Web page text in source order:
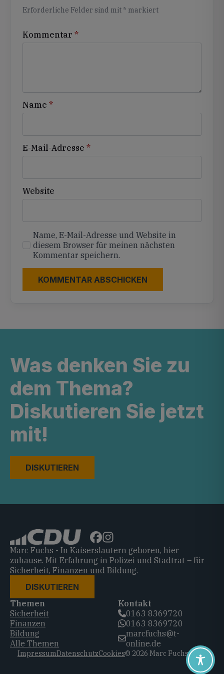
Erforderliche Felder sind mit * markiert
Kommentar *
Name *
E-Mail-Adresse *
Website
Name, E-Mail-Adresse und Website in
diesem Browser für meinen nächsten
Kommentar speichern.
Was denken Sie zu
dem Thema?
Diskutieren Sie jetzt
mit!
DISKUTIEREN
Marc Fuchs - In Kaiserslautern geboren, hier
zuhause. Mit Erfahrung in Polizei und Stadtrat – für
Sicherheit, Finanzen und Bildung.
DISKUTIEREN
Themen
Sicherheit
Finanzen
Bildung
Alle Themen
Kontakt
0163 8369720‬
0163 8369720‬
marcfuchs@t-
online.de
ImpressumDatenschutzCookies© 2026 Marc Fuchs, CDU